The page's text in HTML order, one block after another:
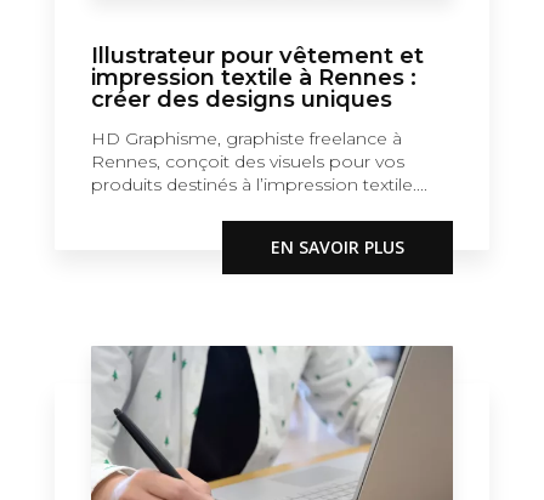
Illustrateur pour vêtement et
impression textile à Rennes :
créer des designs uniques
HD Graphisme, graphiste freelance à
Rennes, conçoit des visuels pour vos
produits destinés à l’impression textile....
EN SAVOIR PLUS